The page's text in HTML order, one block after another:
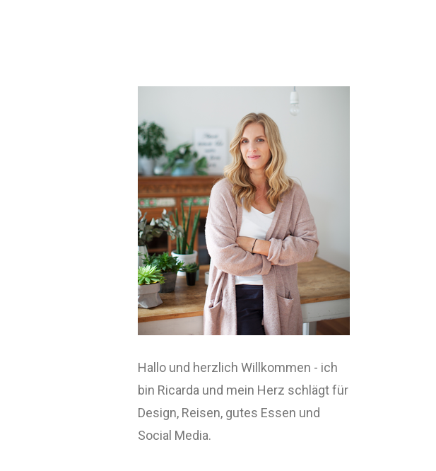
Hallo und herzlich Willkommen - ich
bin Ricarda und mein Herz schlägt für
Design, Reisen, gutes Essen und
Social Media.